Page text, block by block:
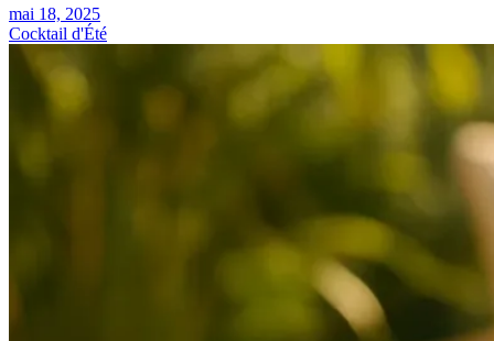
mai 18, 2025
Cocktail d'Été